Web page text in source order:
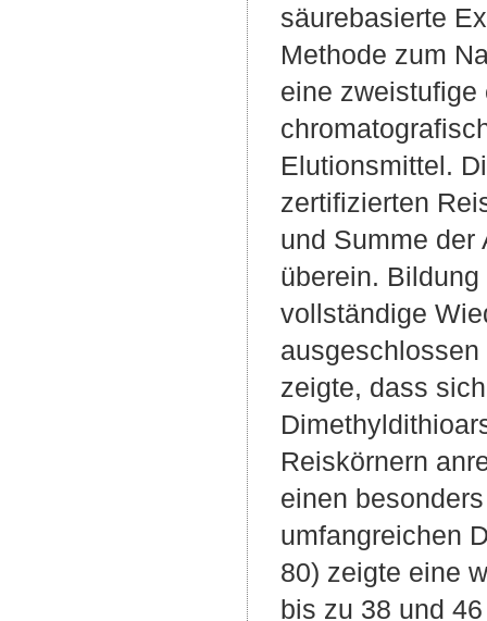
säurebasierte
Methode zum
eine
Elutionsmittel.
zertifizierten
und Summe der
überein.
vollständige
zeigte, dass
Reiskörnern
einen
umfangreichen
80) zeigte eine
bis zu 38 und